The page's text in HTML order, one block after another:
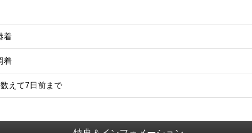
着
着
えて7日前まで